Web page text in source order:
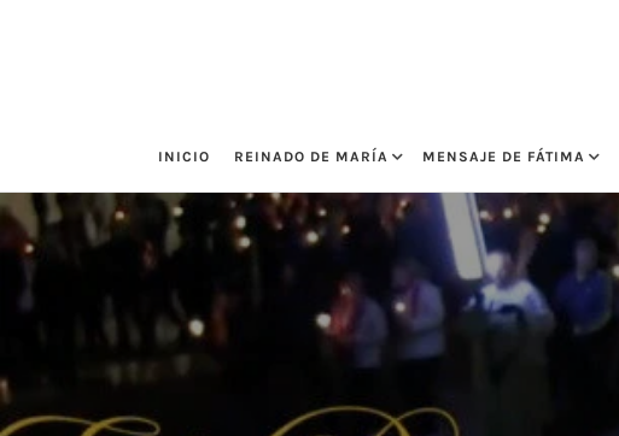
INICIO REINADO DE MARÍA MENSAJE DE FÁTIMA